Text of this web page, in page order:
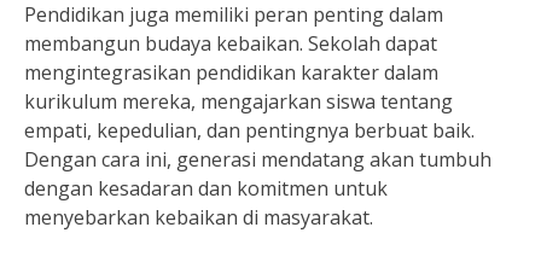
Pendidikan juga memiliki peran penting dalam
membangun budaya kebaikan. Sekolah dapat
mengintegrasikan pendidikan karakter dalam
kurikulum mereka, mengajarkan siswa tentang
empati, kepedulian, dan pentingnya berbuat baik.
Dengan cara ini, generasi mendatang akan tumbuh
dengan kesadaran dan komitmen untuk
menyebarkan kebaikan di masyarakat.